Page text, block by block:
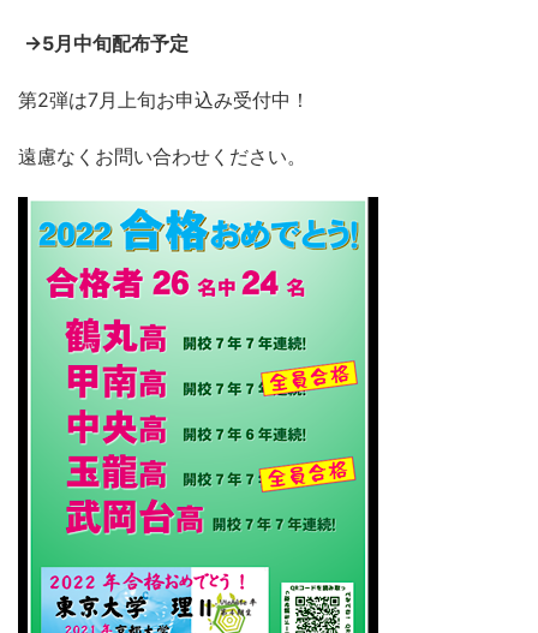
→5月中旬配布予定
第2弾は7月上旬お申込み受付中！
遠慮なくお問い合わせください。